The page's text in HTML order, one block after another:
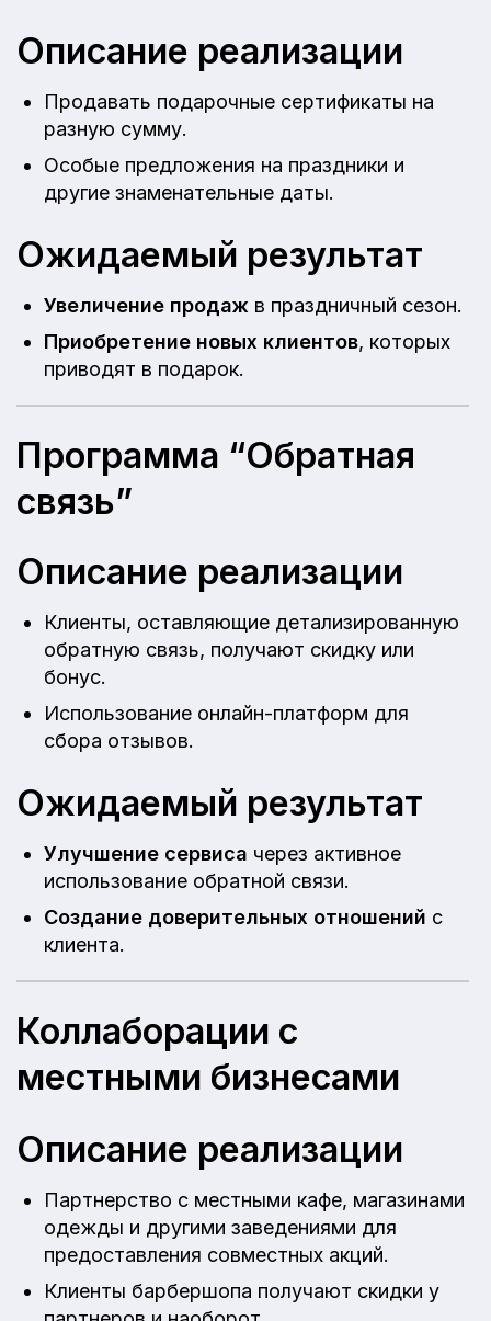
Описание реализации
Продавать подарочные сертификаты на
разную сумму.
Особые предложения на праздники и
другие знаменательные даты.
Ожидаемый результат
Увеличение продаж в праздничный сезон.
Приобретение новых клиентов, которых
приводят в подарок.
Программа “Обратная
связь”
Описание реализации
Клиенты, оставляющие детализированную
обратную связь, получают скидку или
бонус.
Использование онлайн-платформ для
сбора отзывов.
Ожидаемый результат
Улучшение сервиса через активное
использование обратной связи.
Создание доверительных отношений с
клиента.
Коллаборации с
местными бизнесами
Описание реализации
Партнерство с местными кафе, магазинами
одежды и другими заведениями для
предоставления совместных акций.
Клиенты барбершопа получают скидки у